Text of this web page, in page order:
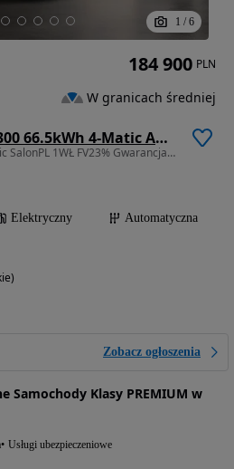
1 / 6
Mercedes-Benz EQB 300 66.5kWh 4-Matic AMG
228 KM • EQB 300 AMG 4Matic SalonPL 1WŁ FV23% Gwarancja2027/KameraCofania/BLIS
Elektryczny
Automatyczna
Zobacz ogłoszenia
Samochody Klasy PREMIUM w
Usługi ubezpieczeniowe
184 900 PLN
W granicach średniej